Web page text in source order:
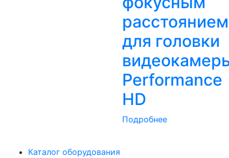
расстоянием
для головки
Performance
HD
Подробнее
Каталог оборудования